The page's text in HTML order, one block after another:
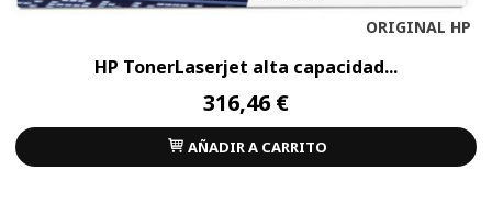
ORIGINAL HP
HP TonerLaserjet alta capacidad...
316,46 €
AÑADIR A CARRITO